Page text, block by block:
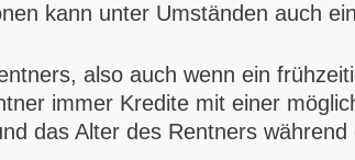
kann unter Umständen auch
also auch wenn ein
immer Kredite mit einer
das Alter des Rentners